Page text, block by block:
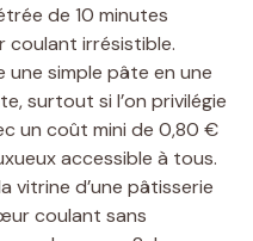
de 10 minutes
irrésistible.
simple pâte en une
surtout si l’on privilégie
un coût mini de 0,80 €
accessible à tous.
vitrine d’une pâtisserie
coulant sans